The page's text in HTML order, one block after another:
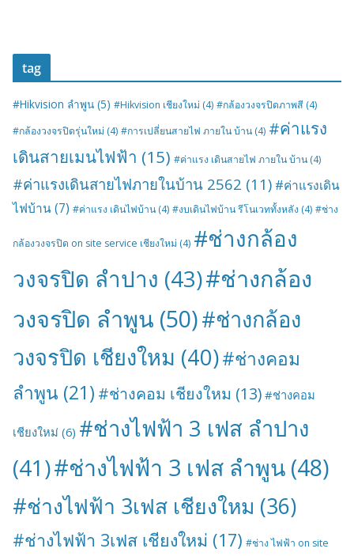
tag
#Hikvision ลำพูน (5) #Hikvision เชียงใหม่ (4) #กล้องวงจรปิดภาพสี (4)
#กล้องวงจรปิดรุ่นใหม่ (4) #การเปลี่ยนสายไฟ ภายใน บ้าน (4) #ค่าแรง
เดินสายเมนไฟฟ้า (15) #ค่าแรง เดินสายไฟ ภายใน บ้าน (4)
#ค่าแรงเดินสายไฟภายในบ้าน 2562 (11) #ค่าแรงเดิน
ไฟบ้าน(7) #ค่าแรง เดินไฟบ้าน (4) #งบเดินไฟบ้าน รีโนเวททั้งหลัง (4) #ช่าง
กล้องวงจรปิด on site service เชียงใหม่ (4) #ช่างกล้อง
วงจรปิด ลำปาง (43)#ช่างกล้อง
วงจรปิด ลำพูน (50)#ช่างกล้อง
วงจรปิด เชียงใหม (40)#ช่างคอม
ลำพูน (21) #ช่างคอม เชียงใหม (13) #ช่างคอม
เชียงใหม่ (6) #ช่างไฟฟ้า 3 เฟส ลำปาง
(41)#ช่างไฟฟ้า 3 เฟส ลำพูน (48)
#ช่างไฟฟ้า 3เฟส เชียงใหม (36)
#ช่างไฟฟ้า 3เฟส เชียงใหม่ (17) #ช่าง ไฟฟ้า on site